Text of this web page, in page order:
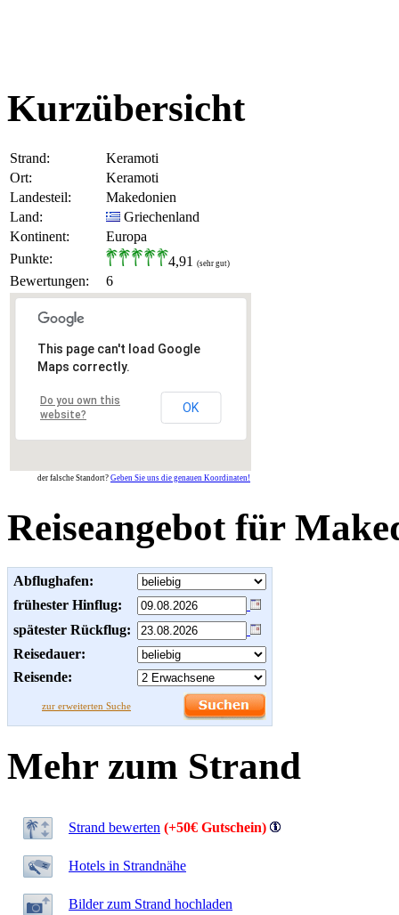
Kurzübersicht
Strand:
Keramoti
Ort:
Keramoti
Landesteil:
Makedonien
Land:
Griechenland
Kontinent:
Europa
Punkte:
4,91 (sehr gut)
Bewertungen: 6
This page can't load Google
Maps correctly.
Do you own this
website?
OK
der falsche Standort? Geben Sie uns die genauen Koordinaten!
Reiseangebot für
Abflughafen:
frühester Hinflug:
spätester Rückflug:
Reisedauer:
Reisende:
zur erweiterten Suche
Mehr zum Strand
Strand bewerten (+50€ Gutschein)
Hotels in Strandnähe
Bilder zum Strand hochladen